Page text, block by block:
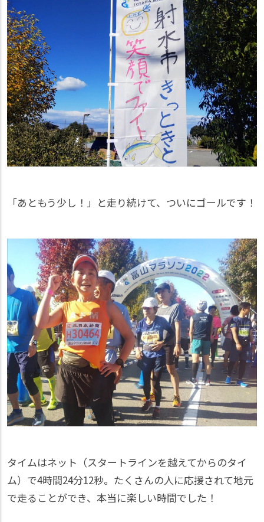
「あともう少し！」と走り続けて、ついにゴールです！
タイムはネット（スタートラインを越えてからのタイ
ム）で4時間24分12秒。たくさんの人に応援されて地元
で走ることができ、本当に楽しい時間でした！